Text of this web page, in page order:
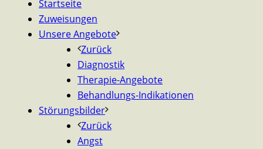
Startseite
Zuweisungen
Unsere Angebote
Zurück
Diagnostik
Therapie-Angebote
Behandlungs-Indikationen
Störungsbilder
Zurück
Angst